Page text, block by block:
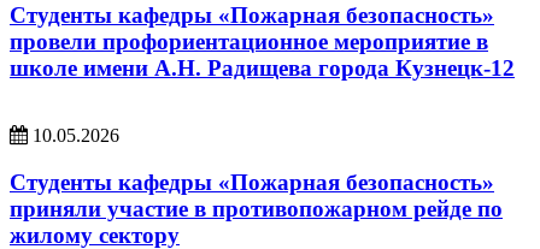
Студенты кафедры «Пожарная безопасность»
провели профориентационное мероприятие в
школе имени А.Н. Радищева города Кузнецк-12
10.05.2026
Студенты кафедры «Пожарная безопасность»
приняли участие в противопожарном рейде по
жилому сектору